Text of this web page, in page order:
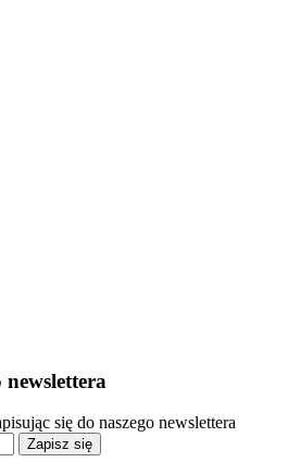
newslettera
się do naszego newslettera
Zapisz się